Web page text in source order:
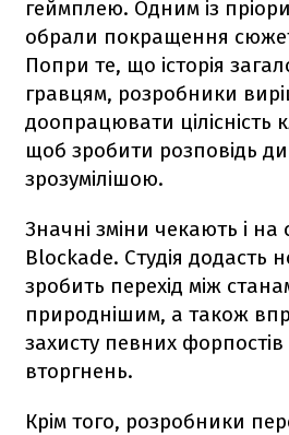
геймплею. Одним із
обрали покращення
Попри те, що історія
гравцям, розробники
доопрацювати цілісність
щоб зробити розповідь
зрозумілішою.
Значні зміни чекають і на
Blockade. Студія додасть
зробить перехід між
природнішим, а також
захисту певних
вторгнень.
Крім того, розробники